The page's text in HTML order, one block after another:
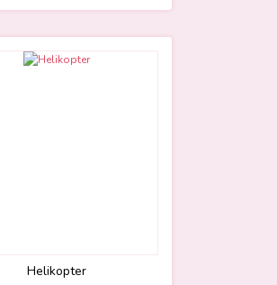
Helikopter